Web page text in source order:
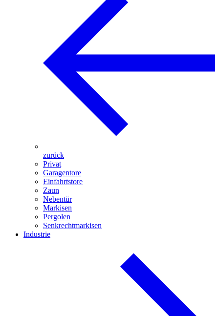
zurück
Privat
Garagentore
Einfahrtstore
Zaun
Nebentür
Markisen
Pergolen
Senkrechtmarkisen
Industrie